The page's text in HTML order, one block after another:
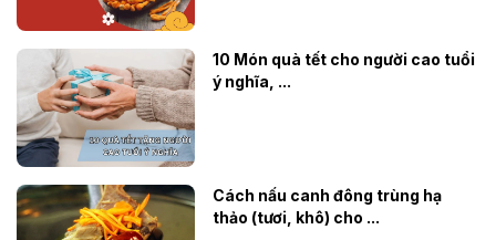
10 Món quà tết cho người cao tuổi
ý nghĩa, ...
Cách nấu canh đông trùng hạ
thảo (tươi, khô) cho ...